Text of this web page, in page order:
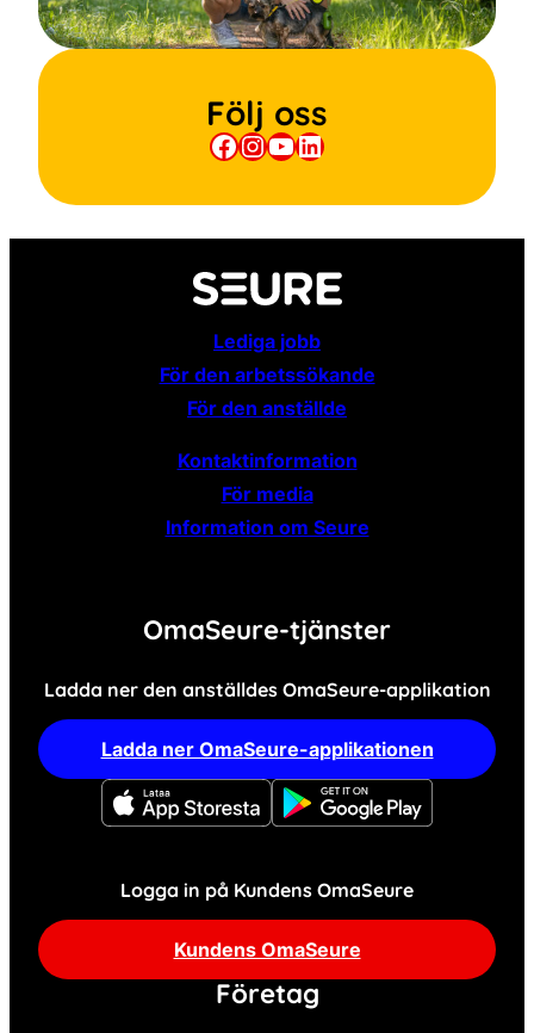
Följ oss
Facebook
Instagram
YouTube
LinkedIn
Lediga jobb
För den arbetssökande
För den anställde
Kontaktinformation
För media
Information om Seure
OmaSeure-tjänster
Ladda ner den anställdes OmaSeure-applikation
Ladda ner OmaSeure-applikationen
Logga in på Kundens OmaSeure
Kundens OmaSeure
Företag